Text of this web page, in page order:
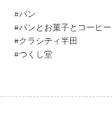
#パン
#パンとお菓子とコーヒー
#クラシティ半田
#つくし堂